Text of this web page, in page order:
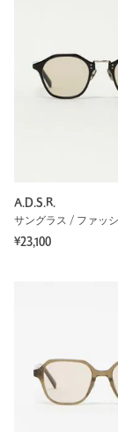
A.D.S.R.
サングラス / ファッ
¥23,100